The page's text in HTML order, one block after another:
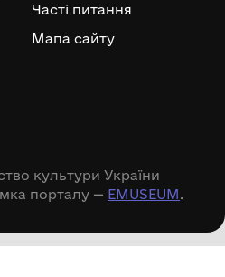
Часті питання
Мапа сайту
культури України
порталу — EMUSEUM.